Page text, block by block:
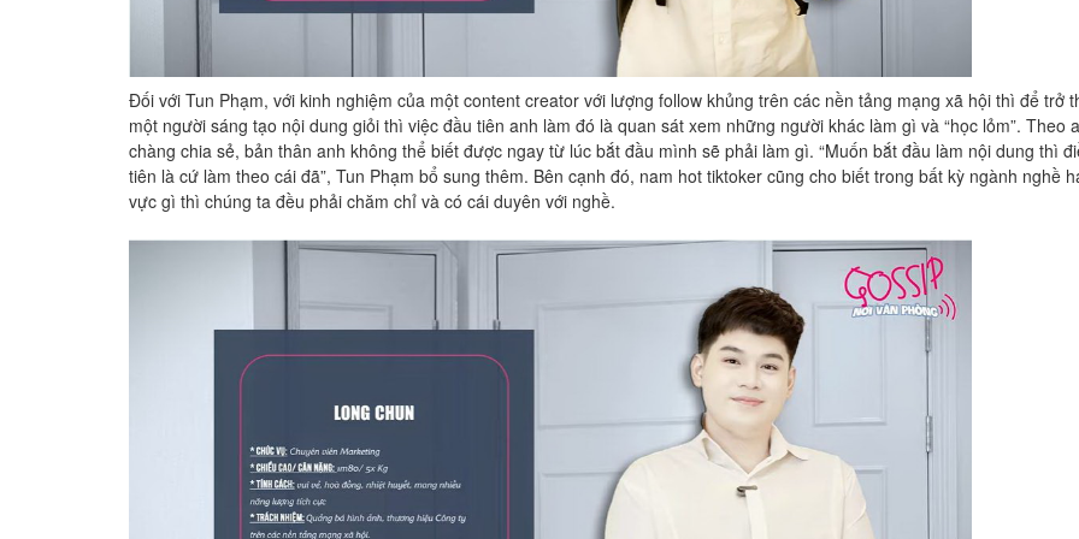
Đối với Tun Phạm, với kinh nghiệm của một content creator với lượng follow khủng trên các nền tảng mạng xã hội thì để trở
một người sáng tạo nội dung giỏi thì việc đầu tiên anh làm đó là quan sát xem những người khác làm gì và “học lỏm”. Theo
chàng chia sẻ, bản thân anh không thể biết được ngay từ lúc bắt đầu mình sẽ phải làm gì. “Muốn bắt đầu làm nội dung thì
tiên là cứ làm theo cái đã”, Tun Phạm bổ sung thêm. Bên cạnh đó, nam hot tiktoker cũng cho biết trong bất kỳ ngành nghề
vực gì thì chúng ta đều phải chăm chỉ và có cái duyên với nghề.